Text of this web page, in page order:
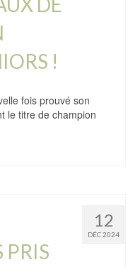
!
fois prouvé son
le titre de champion
12
DÉC 2024
PRIS